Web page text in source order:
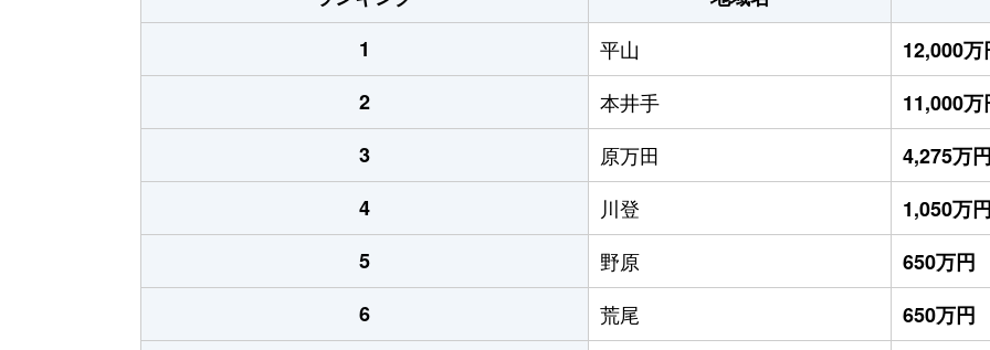
1
平山
12,000万
2
本井手
11,000万
3
原万田
4,275万円
4
川登
1,050万円
5
野原
650万円
6
荒尾
650万円